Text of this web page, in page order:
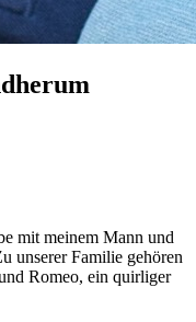
mit meinem Mann und
unserer Familie gehören
Romeo, ein quirliger